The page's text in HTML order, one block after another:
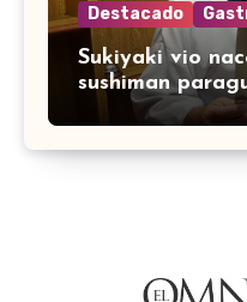
Destacado
Sukiyaki vio
sushiman